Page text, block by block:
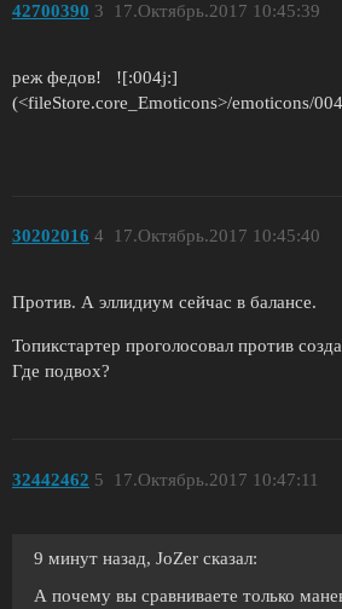
42700390 17.Октябрь.2017 10:45:39
3
реж федов! ![:004j:]
(<fileStore.core_Emoticons>/emoticons/
30202016 17.Октябрь.2017 10:45:40
4
Против. А эллидиум сейчас в балансе.
Топикстартер проголосовал против
Где подвох?
32442462 17.Октябрь.2017 10:47:11
5
9 минут назад, JoZer сказал:
А почему вы сравниваете только